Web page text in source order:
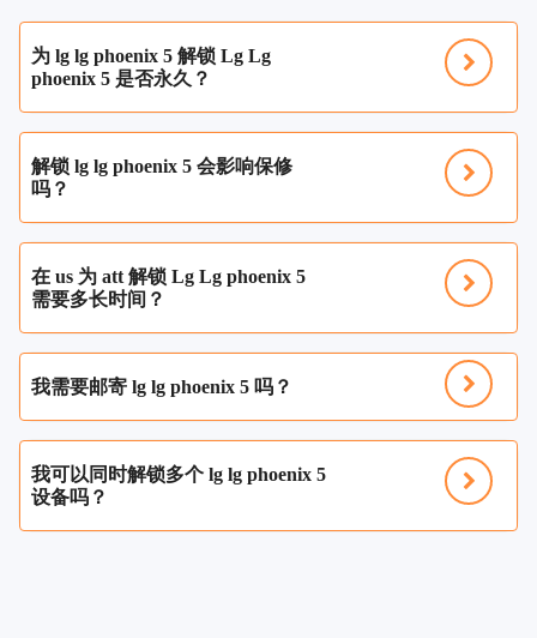
为 lg lg phoenix 5 解锁 Lg Lg
phoenix 5 是否永久？
解锁 lg lg phoenix 5 会影响保修
吗？
在 us 为 att 解锁 Lg Lg phoenix 5
需要多长时间？
我需要邮寄 lg lg phoenix 5 吗？
我可以同时解锁多个 lg lg phoenix 5
设备吗？